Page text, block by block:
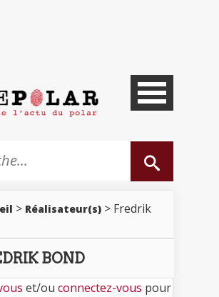
> Réalisateur(s) > Fredrik
BOND
et/ou connectez-vous pour